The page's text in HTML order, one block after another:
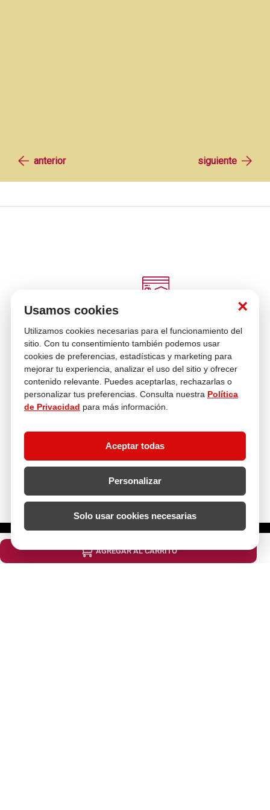
×
Usamos cookies
Utilizamos cookies necesarias para el funcionamiento del
sitio. Con tu consentimiento también podemos usar
cookies de preferencias, estadísticas y marketing para
mejorar tu experiencia, analizar el uso del sitio y ofrecer
contenido relevante. Puedes aceptarlas, rechazarlas o
personalizar tus preferencias. Consulta nuestra Política
de Privacidad para más información.
Aceptar todas
Personalizar
Solo usar cookies necesarias
AGREGAR AL CARRITO
telefónica
tranquilidad
Devoluciones
Asesoría
En tus compras
¿Necesitas ayuda con tu compra?
hola@multitop.pe
WhatsApp: +51 993 560 246
Central Telefónica: 01 619 4444
Kimberly Garcia
Jefa de Ventas Empresas
kgarcia@multitop.pe
Av. Iquitos 670 - 699, La Victoria
L-S: 8:00 a.m. - 6:30 p.m.